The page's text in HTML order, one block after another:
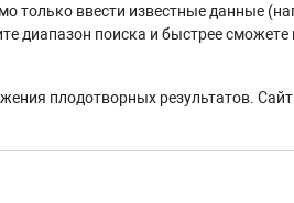
только ввести известные данные
диапазон поиска и быстрее сможете
плодотворных результатов.